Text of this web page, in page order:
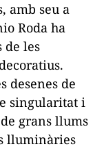
amb seu a
Roda ha
de les
desenes de
singularitat i
grans llums
lluminàries